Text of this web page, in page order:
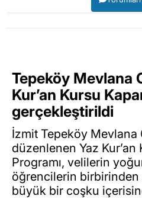
Tepeköy Mevlana
Kur’an Kursu
gerçekleştirildi
İzmit Tepeköy Mevlana
düzenlenen Yaz Kur’an
Programı, velilerin
öğrencilerin birbirinden
büyük bir coşku